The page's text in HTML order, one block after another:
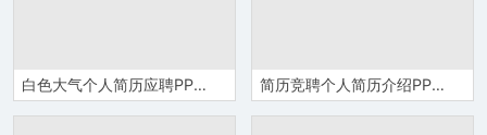
白色大气个人简历应聘PPT模板 简历竞聘个人简历介绍PPT模板